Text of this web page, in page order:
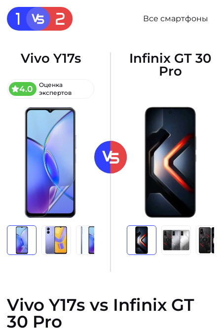
Все смартфоны
Vivo Y17s
4.0
Оценка
экспертов
Infinix GT 30
Pro
Vivo Y17s vs Infinix GT
30 Pro